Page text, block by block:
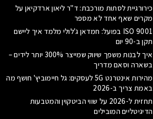
כירורגיית לסתות מורכבת: ד"ר ליאון ארדקיאן על
מקרים שאף אחד לא מספר
ISO 9001 בפועל: חמדאן ג'לולי מלמד איך ליישם
תקן ב-90 יום
איך לבנות משפך שיווק שמייצר 300% יותר לידים –
בשארה וסאם מדריך
מהירות אינטרנט 5G לעסקים: גל חיימוביץ' חושף מה
באמת צריך ב-2026
תחזית ל-2026 על שווי הביטקוין והמטבעות
הדיגיטליים המובילים